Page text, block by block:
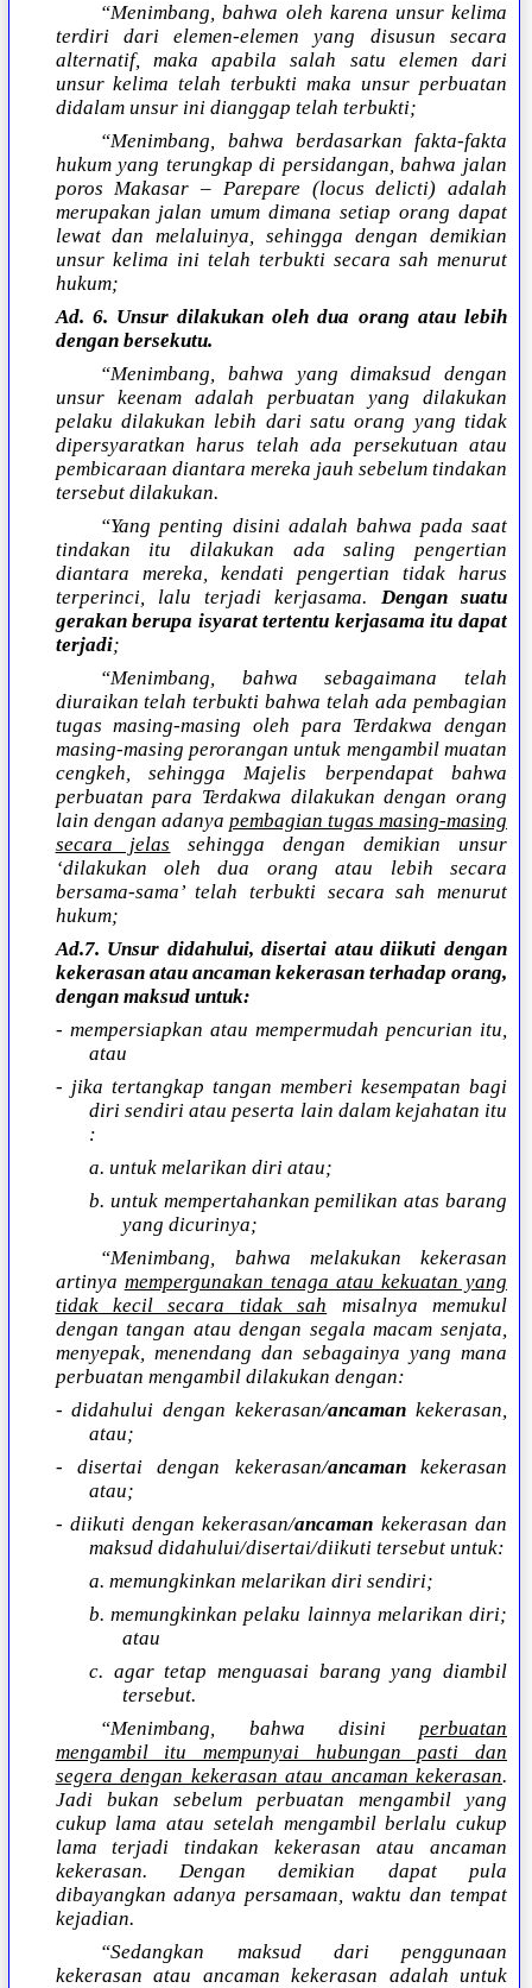
“Menimbang, bahwa oleh karena unsur kelima
terdiri dari elemen-elemen yang disusun secara
alternatif, maka apabila salah satu elemen dari
unsur kelima telah terbukti maka unsur perbuatan
didalam unsur ini dianggap telah terbukti;
“Menimbang, bahwa berdasarkan fakta-fakta
hukum yang terungkap di persidangan, bahwa jalan
poros Makasar – Parepare (locus delicti) adalah
merupakan jalan umum dimana setiap orang dapat
lewat dan melaluinya, sehingga dengan demikian
unsur kelima ini telah terbukti secara sah menurut
hukum;
Ad. 6. Unsur dilakukan oleh dua orang atau lebih
dengan bersekutu.
“Menimbang, bahwa yang dimaksud dengan
unsur keenam adalah perbuatan yang dilakukan
pelaku dilakukan lebih dari satu orang yang tidak
dipersyaratkan harus telah ada persekutuan atau
pembicaraan diantara mereka jauh sebelum tindakan
tersebut dilakukan.
“Yang penting disini adalah bahwa pada saat
tindakan itu dilakukan ada saling pengertian
diantara mereka, kendati pengertian tidak harus
terperinci, lalu terjadi kerjasama. Dengan suatu
gerakan berupa isyarat tertentu kerjasama itu dapat
terjadi;
“Menimbang, bahwa sebagaimana telah
diuraikan telah terbukti bahwa telah ada pembagian
tugas masing-masing oleh para Terdakwa dengan
masing-masing perorangan untuk mengambil muatan
cengkeh, sehingga Majelis berpendapat bahwa
perbuatan para Terdakwa dilakukan dengan orang
lain dengan adanya pembagian tugas masing-masing
secara jelas sehingga dengan demikian unsur
‘dilakukan oleh dua orang atau lebih secara
bersama-sama’ telah terbukti secara sah menurut
hukum;
Ad.7. Unsur didahului, disertai atau diikuti dengan
kekerasan atau ancaman kekerasan terhadap orang,
dengan maksud untuk:
- mempersiapkan atau mempermudah pencurian itu,
atau
- jika tertangkap tangan memberi kesempatan bagi
diri sendiri atau peserta lain dalam kejahatan itu
:
a. untuk melarikan diri atau;
b. untuk mempertahankan pemilikan atas barang
yang dicurinya;
“Menimbang, bahwa melakukan kekerasan
artinya mempergunakan tenaga atau kekuatan yang
tidak kecil secara tidak sah misalnya memukul
dengan tangan atau dengan segala macam senjata,
menyepak, menendang dan sebagainya yang mana
perbuatan mengambil dilakukan dengan:
- didahului dengan kekerasan/ancaman kekerasan,
atau;
- disertai dengan kekerasan/ancamankekerasan
atau;
- diikuti dengan kekerasan/ancaman kekerasan dan
maksud didahului/disertai/diikuti tersebut untuk:
a. memungkinkan melarikan diri sendiri;
b. memungkinkan pelaku lainnya melarikan diri;
atau
c. agar tetap menguasai barang yang diambil
tersebut.
“Menimbang, bahwa disini perbuatan
mengambil itu mempunyai hubungan pasti dan
segera dengan kekerasan atau ancaman kekerasan.
Jadi bukan sebelum perbuatan mengambil yang
cukup lama atau setelah mengambil berlalu cukup
lama terjadi tindakan kekerasan atau ancaman
kekerasan. Dengan demikian dapat pula
dibayangkan adanya persamaan, waktu dan tempat
kejadian.
“Sedangkan maksud dari penggunaan
kekerasan atau ancaman kekerasan adalah untuk